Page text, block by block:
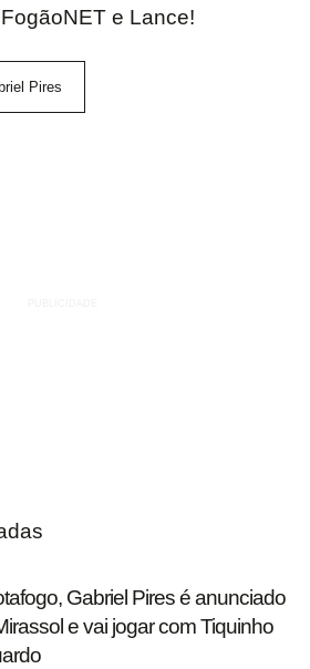
e Lance!
Pires
Gabriel Pires é anunciado
e vai jogar com Tiquinho